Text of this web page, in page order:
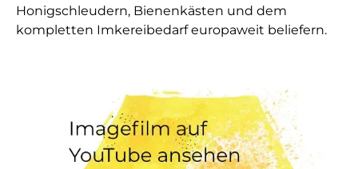
Honigschleudern, Bienenkästen und dem
kompletten Imkereibedarf europaweit beliefern.